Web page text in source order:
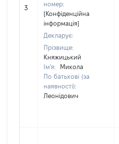
3
номер:
[Конфіденційна
інформація]
Декларує:
Прізвище:
Княжицький
Ім'я:
Микола
По батькові (за
наявності):
Леонідович